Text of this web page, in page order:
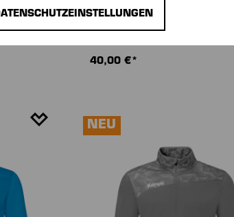
TOP ATHLETICS 29 TRAINING TOP
40,00 €*
NEU